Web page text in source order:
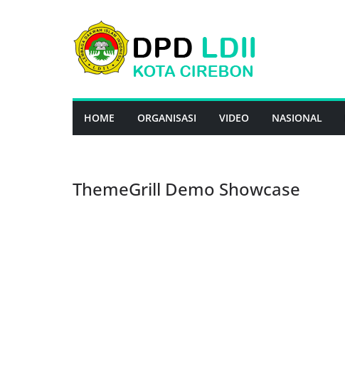
HOME ORGANISASI VIDEO NASIONAL
ThemeGrill Demo Showcase